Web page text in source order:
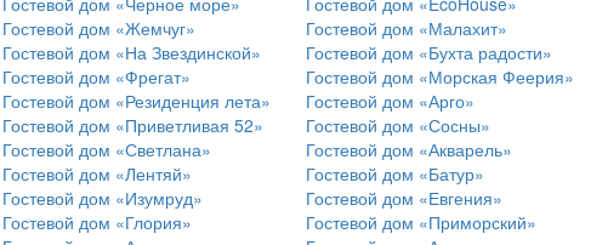
Гостевой дом «Жемчуг»
Гостевой дом «Малахит»
Гостевой дом «На Звездинской»
Гостевой дом «Бухта радости»
Гостевой дом «Фрегат»
Гостевой дом «Морская Феерия»
Гостевой дом «Резиденция лета»
Гостевой дом «Арго»
Гостевой дом «Приветливая 52»
Гостевой дом «Сосны»
Гостевой дом «Светлана»
Гостевой дом «Акварель»
Гостевой дом «Лентяй»
Гостевой дом «Батур»
Гостевой дом «Изумруд»
Гостевой дом «Евгения»
Гостевой дом «Глория»
Гостевой дом «Приморский»